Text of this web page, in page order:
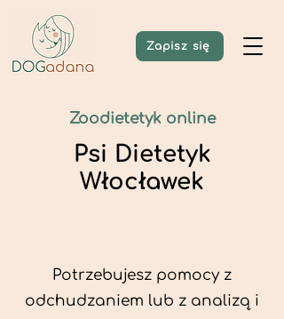
Zapisz się
Zoodietetyk online
Psi Dietetyk
Włocławek
Potrzebujesz pomocy z
odchudzaniem lub z analizą i